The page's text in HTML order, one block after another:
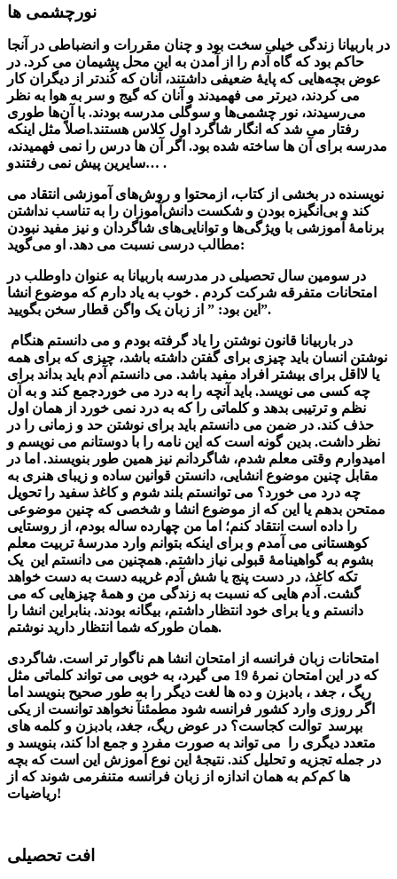
نورچشمی ها
در باربیانا زندگی خیلی سخت بود و چنان مقررات و انضباطی در آنجا
حاکم بود که گاه آدم را از آمدن به این محل پشیمان می کرد. در
عوض بچه‌هایی که پایۀ ضعیفی داشتند، آنان که کُندتر از دیگران کار
می کردند، دیرتر می فهمیدند و آنان که گیج و سر به هوا به نظر
می‌رسیدند، نور چشمی‌ها و سوگلی مدرسه بودند. با آن‌ها طوری
رفتار می شد که انگار شاگرد اول کلاس هستند.اصلاً مثل اینکه
مدرسه برای آن ها ساخته شده بود. اگر آن ها درس را نمی فهمیدند،
سایرین پیش نمی رفتندو… .
نویسنده در بخشی از کتاب، ازمحتوا و روش‌های آموزشی انتقاد می
کند و بی‌انگیزه بودن و شکست دانش‌آموزان را به تناسب نداشتن
برنامۀ آموزشی با ویژگی‌ها و توانایی‌های شاگردان و نیز مفید نبودن
مطالب درسی نسبت می دهد. او می‌گوید:
در سومین سال تحصیلی در مدرسه باربیانا به عنوان داوطلب در
امتحانات متفرقه شرکت کردم . خوب به یاد دارم که موضوع انشا
این بود: ” از زبان یک واگن قطار سخن بگویید”.
در باربیانا قانون نوشتن را یاد گرفته بودم و می دانستم هنگام
نوشتن انسان باید چیزی برای گفتن داشته باشد، چیزی که برای همه
یا لااقل برای بیشتر افراد مفید باشد. می دانستم آدم باید بداند برای
چه کسی می نویسد. باید آنچه را به درد می خوردجمع کند و به آن
نظم و ترتیبی بدهد و کلماتی را که به درد نمی خورد از همان اول
حذف کند. در ضمن می دانستم باید برای نوشتن حد و زمانی را در
نظر داشت. بدین گونه است که این نامه را با دوستانم می نویسم و
امیدوارم وقتی معلم شدم، شاگردانم نیز همین طور بنویسند. اما در
مقابل چنین موضوع انشایی، دانستن قوانین ساده و زیبای هنری به
چه درد می خورد؟ می توانستم بلند شوم و کاغذ سفید را تحویل
ممتحن بدهم یا این که از موضوع انشا و شخصی که چنین موضوعی
را داده است انتقاد کنم؛ اما من چهارده ساله بودم، از روستایی
کوهستانی می آمدم و برای اینکه بتوانم وارد مدرسۀ تربیت معلم
بشوم به گواهینامۀ قبولی نیاز داشتم. همچنین می دانستم این یک
تکه کاغذ، در دست پنج یا شش آدم غریبه دست به دست خواهد
گشت. آدم هایی که نسبت به زندگی من و همۀ چیزهایی که می
دانستم و یا برای خود انتظار داشتم، بیگانه بودند. بنابراین انشا را
همان طورکه شما انتظار دارید نوشتم.
امتحانات زبان فرانسه از امتحان انشا هم ناگوار تر است. شاگردی
که در این امتحان نمرۀ 19 می گیرد، به خوبی می تواند کلماتی مثل
ریگ ، جغد ، بادبزن و ده ها لغت دیگر را به طور صحیح بنویسد اما
اگر روزی وارد کشور فرانسه شود مطمئنآ نخواهد توانست از یکی
بپرسد توالت کجاست؟ در عوض ریگ، جغد، بادبزن و کلمه های
متعدد دیگری را می تواند به صورت مفرد و جمع ادا کند، بنویسد و
در جمله تجزیه و تحلیل کند. نتیجۀ این نوع آموزش این است که بچه
ها کم‌کم به همان اندازه از زبان فرانسه متنفرمی شوند که از
ریاضیات!
افت تحصیلی